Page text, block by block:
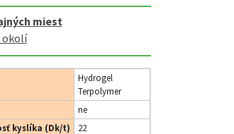
miest
okolí
Hydrogel
Terpolymer
ne
kyslíka (Dk/t)
22